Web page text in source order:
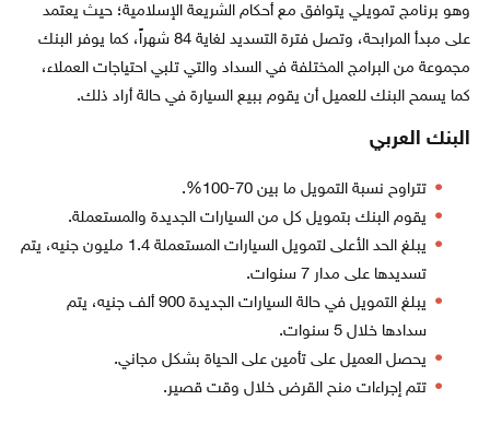
وهو برنامج تمويلي يتوافق مع أحكام الشريعة الإسلامية؛ حيث يعتمد
على مبدأ المرابحة، وتصل فترة التسديد لغاية 84 شهراً، كما يوفر البنك
مجموعة من البرامج المختلفة في السداد والتي تلبي احتياجات العملاء،
كما يسمح البنك للعميل أن يقوم ببيع السيارة في حالة أراد ذلك.
البنك العربي
تتراوح نسبة التمويل ما بين 70-100%.
يقوم البنك بتمويل كل من السيارات الجديدة والمستعملة.
يبلغ الحد الأعلى لتمويل السيارات المستعملة 1.4 مليون جنيه، يتم
تسديدها على مدار 7 سنوات.
يبلغ التمويل في حالة السيارات الجديدة 900 ألف جنيه، يتم
سدادها خلال 5 سنوات.
يحصل العميل على تأمين على الحياة بشكل مجاني.
تتم إجراءات منح القرض خلال وقت قصير.